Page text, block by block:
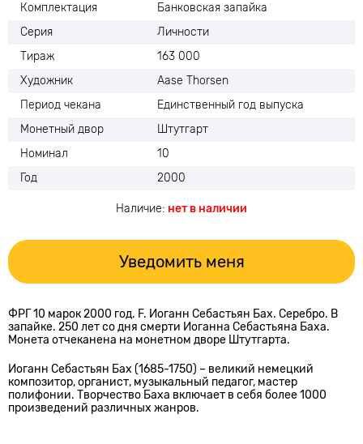
Комплектация
Банковская запайка
Серия
Личности
Тираж
163 000
Художник
Aase Thorsen
Период чекана
Единственный год выпуска
Монетный двор
Штутгарт
Номинал
10
Год
2000
Наличие: нет в наличии
Уведомить меня
ФРГ 10 марок 2000 год. F. Иоганн Себастьян Бах. Серебро. В
запайке. 250 лет со дня смерти Иоганна Себастьяна Баха.
Монета отчеканена на монетном дворе Штутгарта.
Иоганн Себастьян Бах (1685-1750) – великий немецкий
композитор, органист, музыкальный педагог, мастер
полифонии. Творчество Баха включает в себя более 1000
произведений различных жанров.